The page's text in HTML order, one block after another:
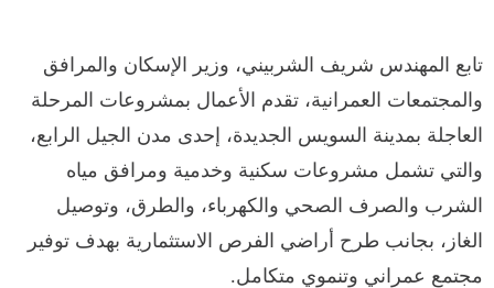
تابع المهندس شريف الشربيني، وزير الإسكان والمرافق
والمجتمعات العمرانية، تقدم الأعمال بمشروعات المرحلة
العاجلة بمدينة السويس الجديدة، إحدى مدن الجيل الرابع،
والتي تشمل مشروعات سكنية وخدمية ومرافق مياه
الشرب والصرف الصحي والكهرباء، والطرق، وتوصيل
الغاز، بجانب طرح أراضي الفرص الاستثمارية بهدف توفير
مجتمع عمراني وتنموي متكامل.